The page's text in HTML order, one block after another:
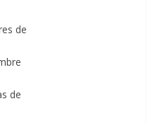
de
de